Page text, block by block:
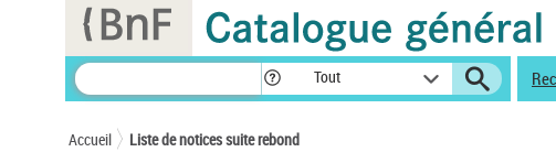
Tout
Accueil Liste de notices suite rebond
Panneau de gestion des cookies